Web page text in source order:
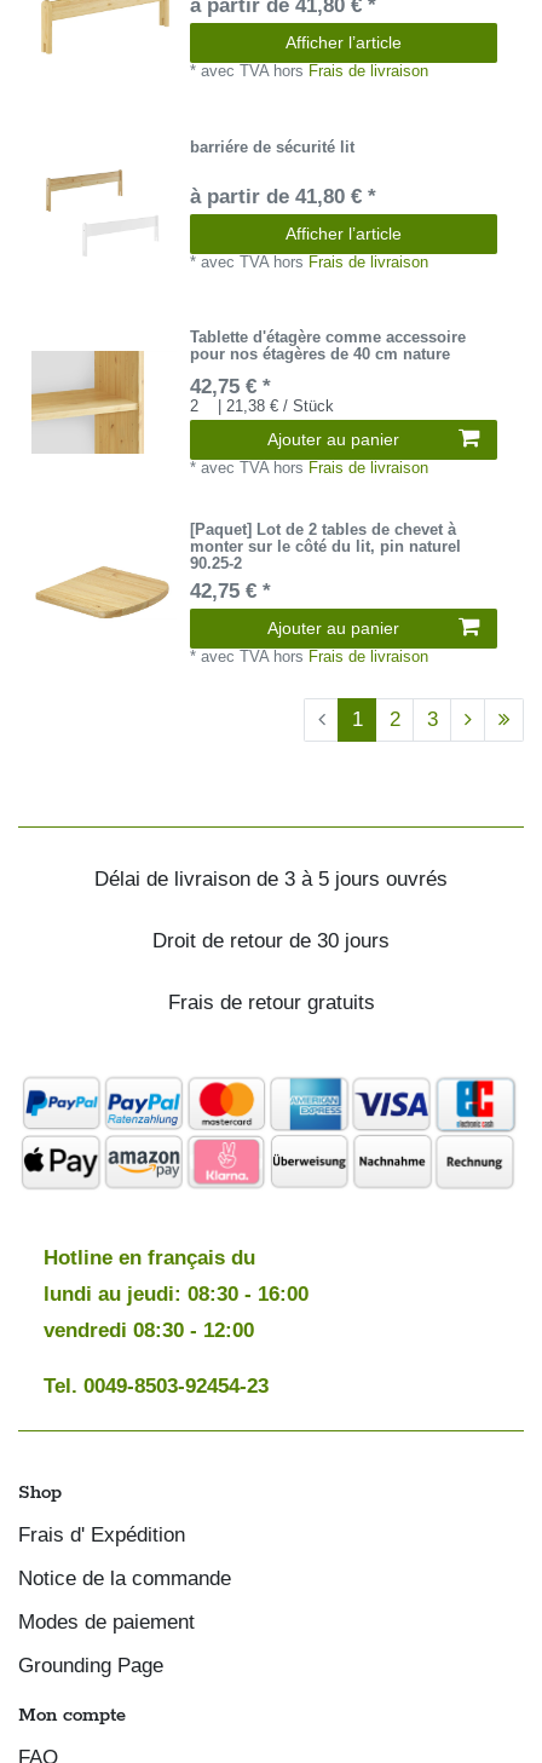
à partir de 41,80 € *
Afficher l’article
*avec TVAhors Frais de livraison
barriére de sécurité lit
à partir de 41,80 € *
Afficher l’article
*avec TVA hors Frais de livraison
Tablette d'étagère comme accessoire
pour nos étagères de 40 cm nature
42,75 € *
2 | 21,38 € / Stück
Ajouter au panier
*avec TVAhors Frais de livraison
[Paquet] Lot de 2 tables de chevet à
monter sur le côté du lit, pin naturel
90.25-2
42,75 € *
Ajouter au panier
*avec TVA hors Frais de livraison
1 2 3
Délai de livraison de 3 à 5 jours ouvrés
Droit de retour de 30 jours
Frais de retour gratuits
Hotline en français du
lundi au jeudi: 08:30 - 16:00
vendredi 08:30 - 12:00
Tel. 0049-8503-92454-23
Shop
Frais d' Expédition
Notice de la commande
Modes de paiement
Grounding Page
Mon compte
FAQ